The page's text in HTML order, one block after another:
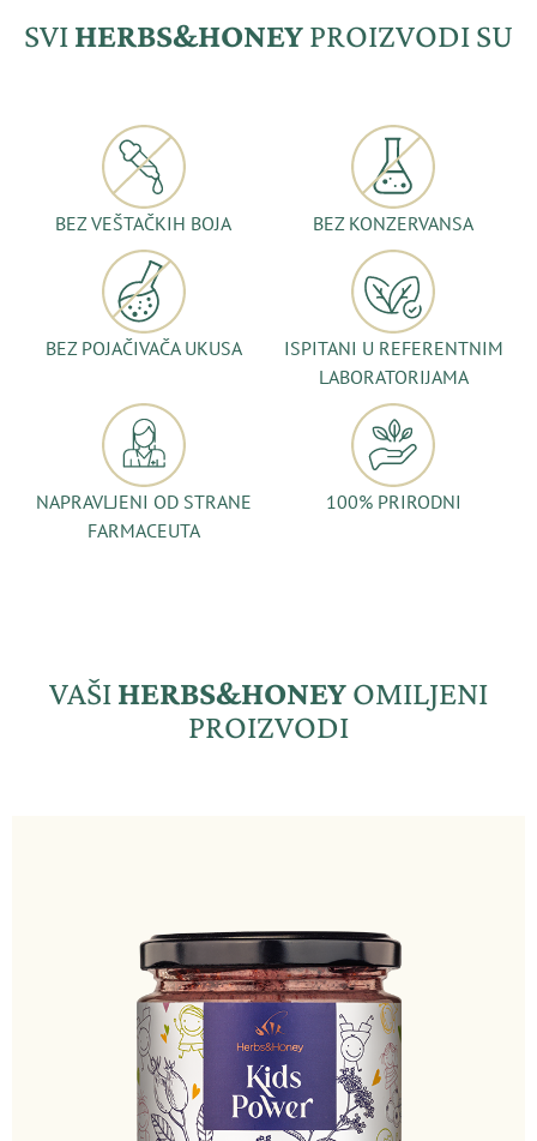
SVIHERBS&HONEYPROIZVODI SU
BEZ VEŠTAČKIH BOJA BEZ KONZERVANSA
BEZ POJAČIVAČA UKUSA
ISPITANI U REFERENTNIM
LABORATORIJAMA
NAPRAVLJENI OD STRANE
FARMACEUTA
100% PRIRODNI
VAŠIHERBS&HONEYOMILJENI
PROIZVODI